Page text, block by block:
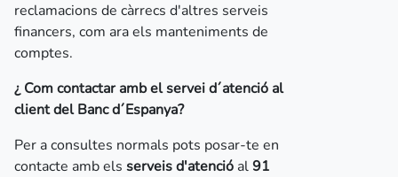
reclamacions de càrrecs d'altres serveis
financers, com ara els manteniments de
comptes.
¿ Com contactar amb el servei d´atenció al
client del Banc d´Espanya?
Per a consultes normals pots posar-te en
contacte amb els serveis d'atenció al91